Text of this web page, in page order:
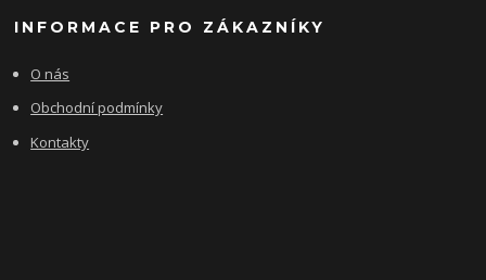
INFORMACE PRO ZÁKAZNÍKY
O nás
Obchodní podmínky
Kontakty